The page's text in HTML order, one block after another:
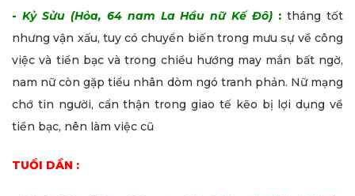
- Kỷ Sửu (Hỏa, 64 nam La Hầu nữ Kế Đô) : tháng tốt
nhưng vận xấu, tuy có chuyển biến trong mưu sự về công
việc và tiền bạc và trong chiều hướng may mắn bất ngờ,
nam nữ còn gặp tiểu nhân dòm ngó tranh phản. Nữ mạng
chớ tin người, cẩn thận trong giao tế kẽo bị lợi dụng về
tiền bạc, nên làm việc cũ
TUỔI DẦN :